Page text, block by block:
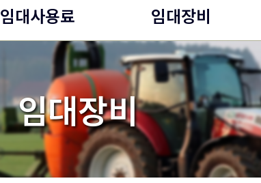
임대사용료 임대장비
임대장비